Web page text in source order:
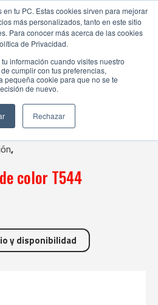
tu PC. Estas cookies sirven para mejorar
más personalizados, tanto en este sitio
Para conocer más acerca de las cookies
de Privacidad.
información cuando visites nuestro
cumplir con tus preferencias,
pequeña cookie para que no se te
de nuevo.
Rechazar
para Impresión|Printer Ink Refills
,
color T544
y disponibilidad